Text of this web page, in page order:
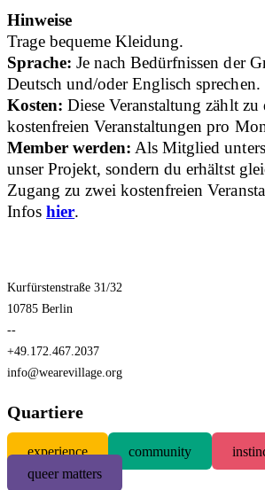
Hinweise
Trage bequeme Kleidung.
Sprache:Je nach Bedürfnissen der
Deutsch und/oder Englisch sprechen.
Kosten:Diese Veranstaltung zählt zu
kostenfreien Veranstaltungen pro
Member werden: Als Mitglied
unser Projekt, sondern du erhältst
Zugang zu zwei kostenfreien
Infoshier.
Kurfürstenstraße 31/32
10785 Berlin
--
+49.172.467.2037
info@wearevillage.org
Quartiere
experience community
queer matters